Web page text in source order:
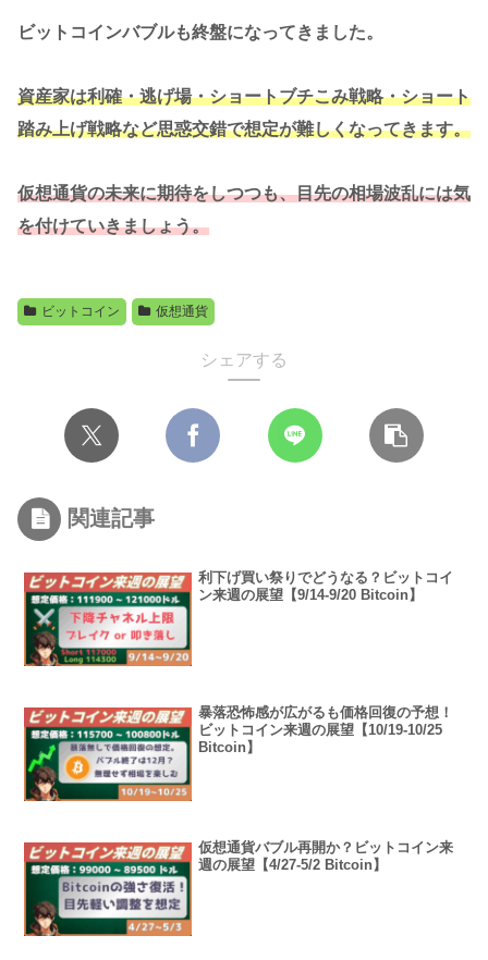
ビットコインバブルも終盤になってきました。
資産家は利確・逃げ場・ショートブチこみ戦略・ショート
踏み上げ戦略など思惑交錯で想定が難しくなってきます。
仮想通貨の未来に期待をしつつも、目先の相場波乱には気
を付けていきましょう。
ビットコイン 仮想通貨
シェアする
関連記事
利下げ買い祭りでどうなる？ビットコイ
ン来週の展望【9/14-9/20 Bitcoin】
暴落恐怖感が広がるも価格回復の予想！
ビットコイン来週の展望【10/19-10/25
Bitcoin】
仮想通貨バブル再開か？ビットコイン来
週の展望【4/27-5/2 Bitcoin】